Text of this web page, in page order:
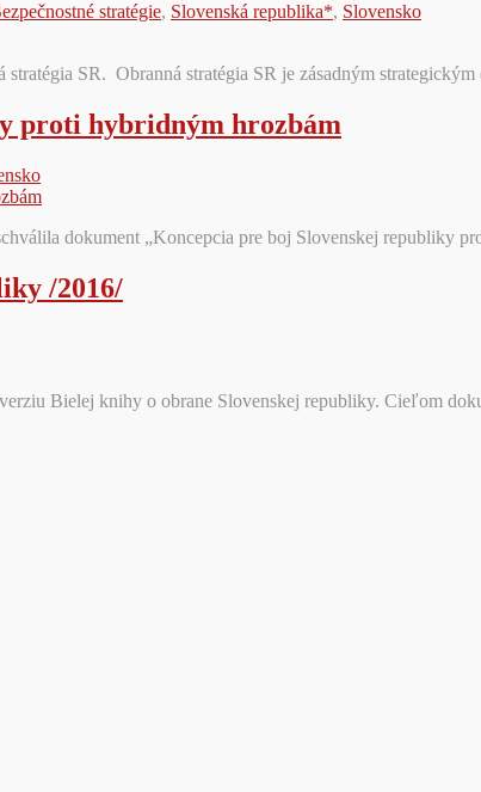
stratégie, Slovenská republika*, Slovensko
SR. Obranná stratégia SR je zásadným
proti hybridným hrozbám
dokument „Koncepcia pre boj Slovenskej republiky
/2016/
Bielej knihy o obrane Slovenskej republiky. Cieľom